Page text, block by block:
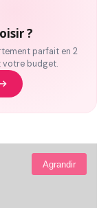
?
parfait en 2
votre budget.
Agrandir